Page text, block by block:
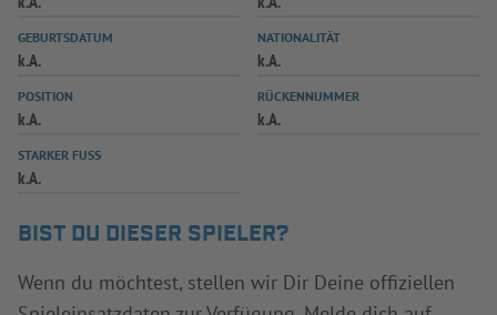
SPIELPLUS
GEBURTSDATUM
k.A.
NATIONALITÄT
k.A.
POSITION
k.A.
RÜCKENNUMMER
k.A.
STARKER FUSS
k.A.
BIST DU DIESER SPIELER?
Wenn du möchtest, stellen wir Dir Deine offiziellen